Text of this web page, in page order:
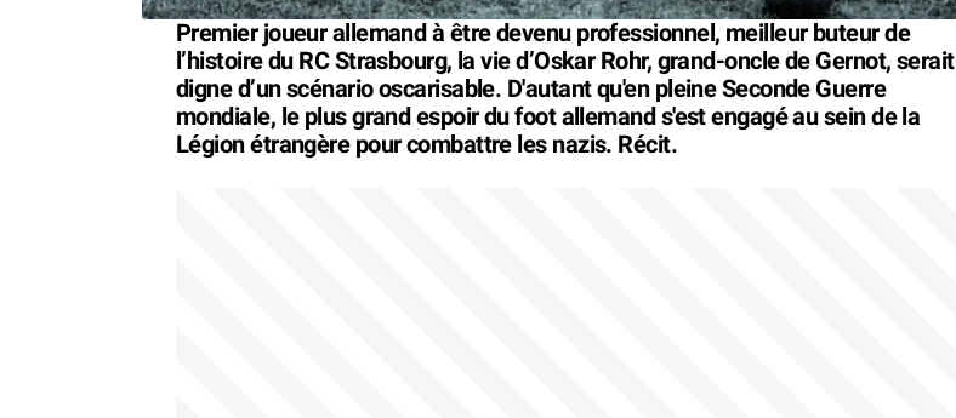
Premier joueur allemand à être devenu professionnel, meilleur buteur de
l’histoire du RC Strasbourg, la vie d’Oskar Rohr, grand-oncle de Gernot, serait
digne d’un scénario oscarisable. D'autant qu'en pleine Seconde Guerre
mondiale, le plus grand espoir du foot allemand s'est engagé au sein de la
Légion étrangère pour combattre les nazis. Récit.